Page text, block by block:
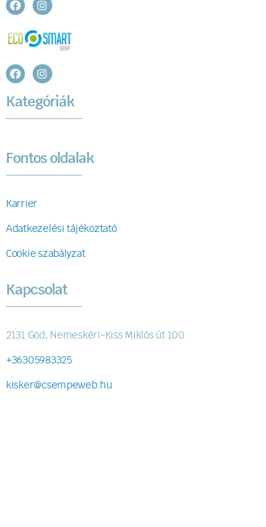
Kategóriák
Fontos oldalak
Karrier
Adatkezelési tájékoztató
Cookie szabályzat
Kapcsolat
2131 Göd, Nemeskéri-Kiss Miklós út 100.
+36305983325
kisker@csempeweb.hu